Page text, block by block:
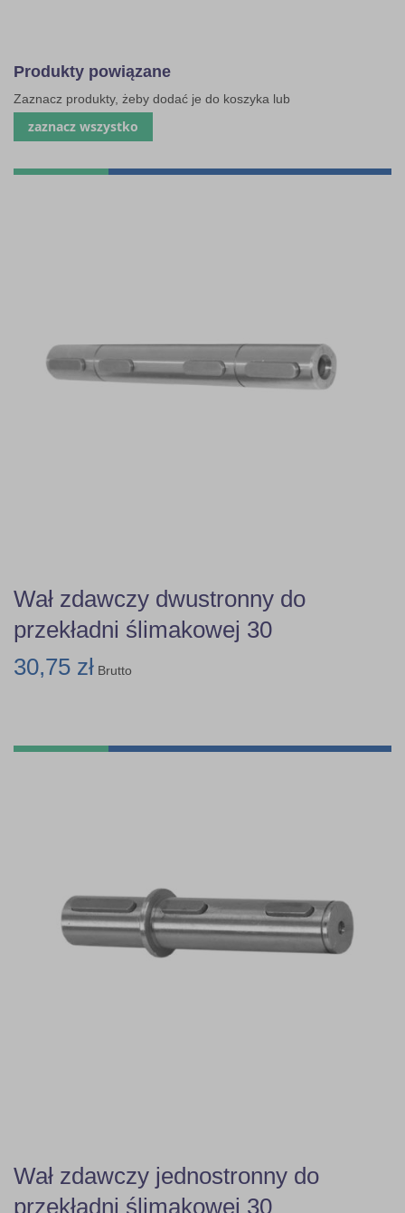
Produkty powiązane
Zaznacz produkty, żeby dodać je do koszyka lub
zaznacz wszystko
Wał zdawczy dwustronny do
przekładni ślimakowej 30
30,75 zł Brutto
Wał zdawczy jednostronny do
przekładni ślimakowej 30